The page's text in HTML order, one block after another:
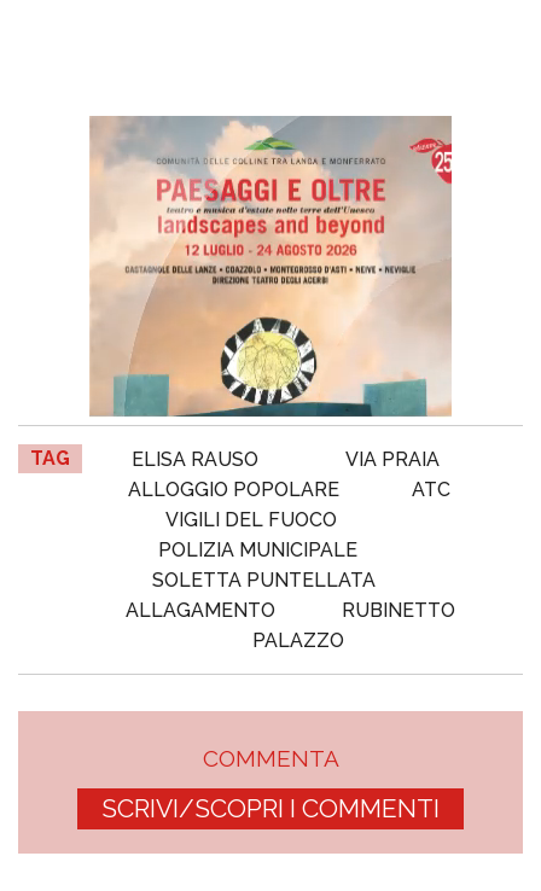
TAG ELISA RAUSO
VIA PRAIA
ALLOGGIO POPOLARE
ATC
VIGILI DEL FUOCO
POLIZIA MUNICIPALE
SOLETTA PUNTELLATA
ALLAGAMENTO
RUBINETTO
PALAZZO
COMMENTA
SCRIVI/SCOPRI I COMMENTI